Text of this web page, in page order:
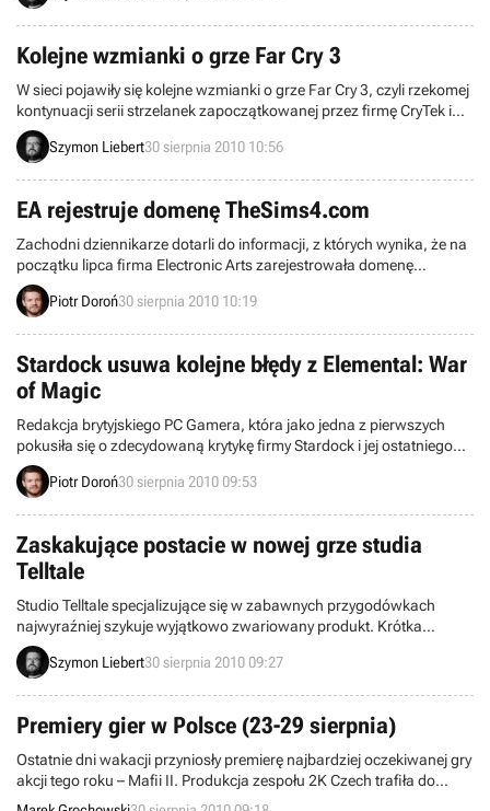
Kolejne wzmianki o grze Far Cry 3
W sieci pojawiły się kolejne wzmianki o grze Far Cry 3, czyli rzekomej
kontynuacji serii strzelanek zapoczątkowanej przez firmę CryTek i
rozwijanej przez Ubisoft. Wpisy dotyczące niezapowiedzianej
jeszcze produkcji pojawiły się na łamach szwedzkich oddziałów
Szymon Liebert30 sierpnia 2010 10:56
EA rejestruje domenę TheSims4.com
Zachodni dziennikarze dotarli do informacji, z których wynika, że na
początku lipca firma Electronic Arts zarejestrowała domenę
internetową TheSims4.com. Według branżowych mediów fakt ten
jednoznacznie sugeruje, że jeden z największych wydawców i
Piotr Doroń30 sierpnia 2010 10:19
Stardock usuwa kolejne błędy z Elemental: War
of Magic
Redakcja brytyjskiego PC Gamera, która jako jedna z pierwszych
pokusiła się o zdecydowaną krytykę firmy Stardock i jej ostatniego
dzieła, czyli turowej strategii fantasy Elemental: War of Magic,
oznajmiła, że wraz z wydaną w piątek łatką 1.06 z gry usunięto
Piotr Doroń30 sierpnia 2010 09:53
Zaskakujące postacie w nowej grze studia
Telltale
Studio Telltale specjalizujące się w zabawnych przygodówkach
najwyraźniej szykuje wyjątkowo zwariowany produkt. Krótka
zapowiedź przyszłego projektu pojawiła się na łamach serwisu
GameTrailers. Chociaż gra zostanie ujawniona dopiero 2 września
Szymon Liebert30 sierpnia 2010 09:27
Premiery gier w Polsce (23-29 sierpnia)
Ostatnie dni wakacji przyniosły premierę najbardziej oczekiwanej gry
akcji tego roku – Mafii II. Produkcja zespołu 2K Czech trafiła do
sklepów w piątek. Prócz niej na polskim rynku ukazało się też kilka